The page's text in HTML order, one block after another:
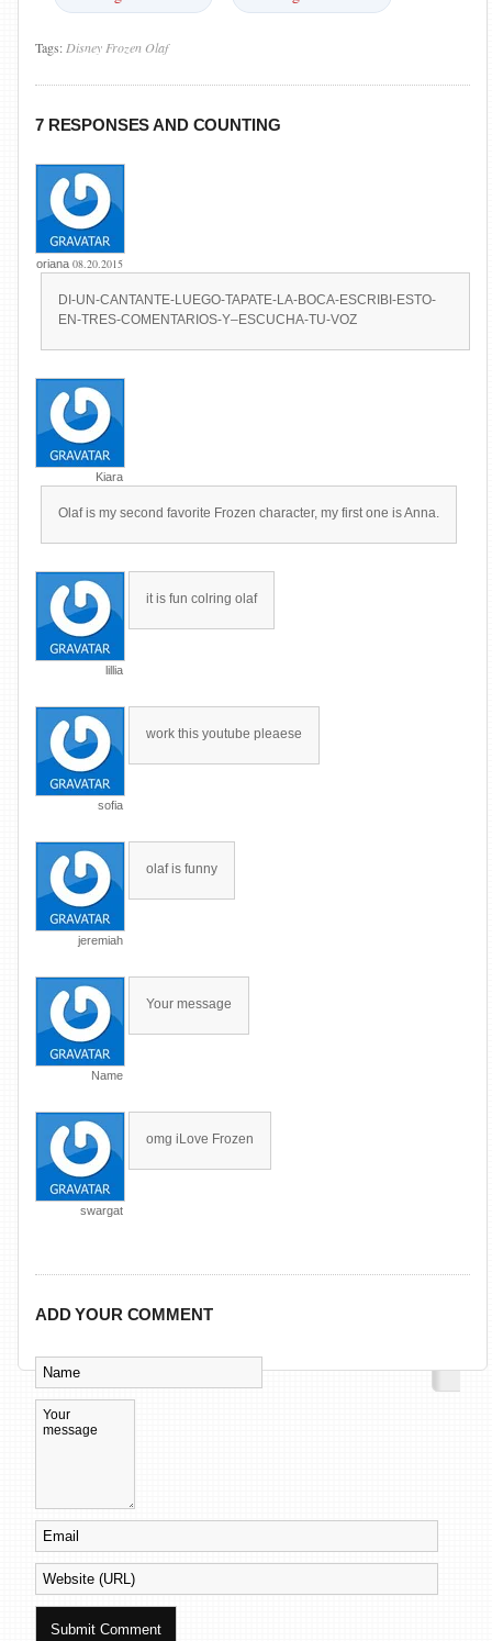
Tags: Disney Frozen Olaf
7 RESPONSES AND COUNTING
oriana 08.20.2015
DI-UN-CANTANTE-LUEGO-TAPATE-LA-BOCA-ESCRIBI-ESTO-
EN-TRES-COMENTARIOS-Y–ESCUCHA-TU-VOZ
Kiara
Olaf is my second favorite Frozen character, my first one is Anna.
lillia
it is fun colring olaf
sofia
work this youtube pleaese
jeremiah
olaf is funny
Name
Your message
swargat
omg iLove Frozen
ADD YOUR COMMENT